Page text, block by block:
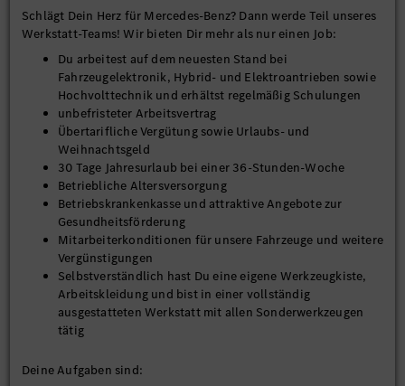
Schlägt Dein Herz für Mercedes-Benz? Dann werde Teil unseres
Werkstatt-Teams! Wir bieten Dir mehr als nur einen Job:
Du arbeitest auf dem neuesten Stand bei
Fahrzeugelektronik, Hybrid- und Elektroantrieben sowie
Hochvolttechnik und erhältst regelmäßig Schulungen
unbefristeter Arbeitsvertrag
Übertarifliche Vergütung sowie Urlaubs- und
Weihnachtsgeld
30 Tage Jahresurlaub bei einer 36-Stunden-Woche
Betriebliche Altersversorgung
Betriebskrankenkasse und attraktive Angebote zur
Gesundheitsförderung
Mitarbeiterkonditionen für unsere Fahrzeuge und weitere
Vergünstigungen
Selbstverständlich hast Du eine eigene Werkzeugkiste,
Arbeitskleidung und bist in einer vollständig
ausgestatteten Werkstatt mit allen Sonderwerkzeugen
tätig
Deine Aufgaben sind: